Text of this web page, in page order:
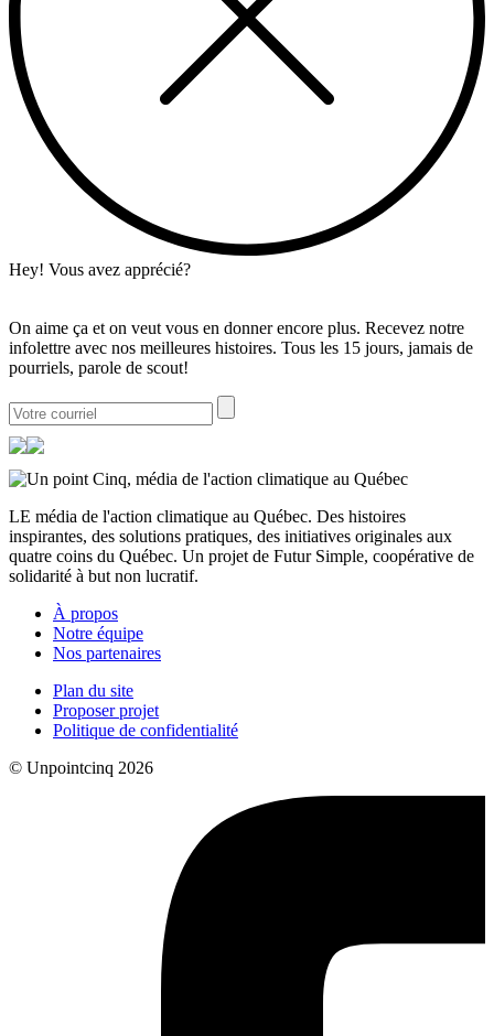
Hey! Vous avez apprécié?
On aime ça et on veut vous en donner encore plus. Recevez notre
infolettre avec nos meilleures histoires. Tous les 15 jours, jamais de
pourriels, parole de scout!
LE média de l'action climatique au Québec. Des histoires
inspirantes, des solutions pratiques, des initiatives originales aux
quatre coins du Québec. Un projet de Futur Simple, coopérative de
solidarité à but non lucratif.
À propos
Notre équipe
Nos partenaires
Plan du site
Proposer projet
Politique de confidentialité
© Unpointcinq 2026